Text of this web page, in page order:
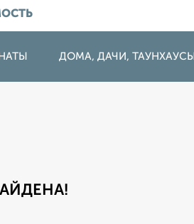
ДОМА, ДАЧИ, ТАУНХАУСЫ